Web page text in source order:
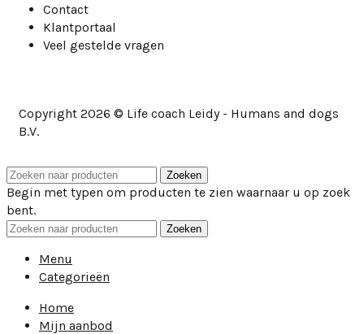
Contact
Klantportaal
Veel gestelde vragen
Copyright 2026 © Life coach Leidy - Humans and dogs
B.V.
Zoeken
Begin met typen om producten te zien waarnaar u op zoek
bent.
Zoeken
Menu
Categorieën
Home
Mijn aanbod